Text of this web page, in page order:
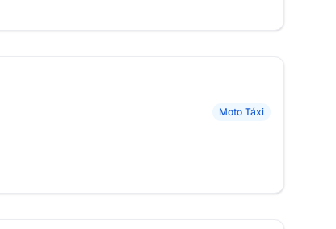
Moto Táxi